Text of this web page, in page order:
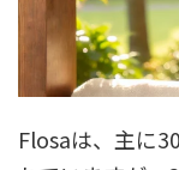
Flosaは、主に